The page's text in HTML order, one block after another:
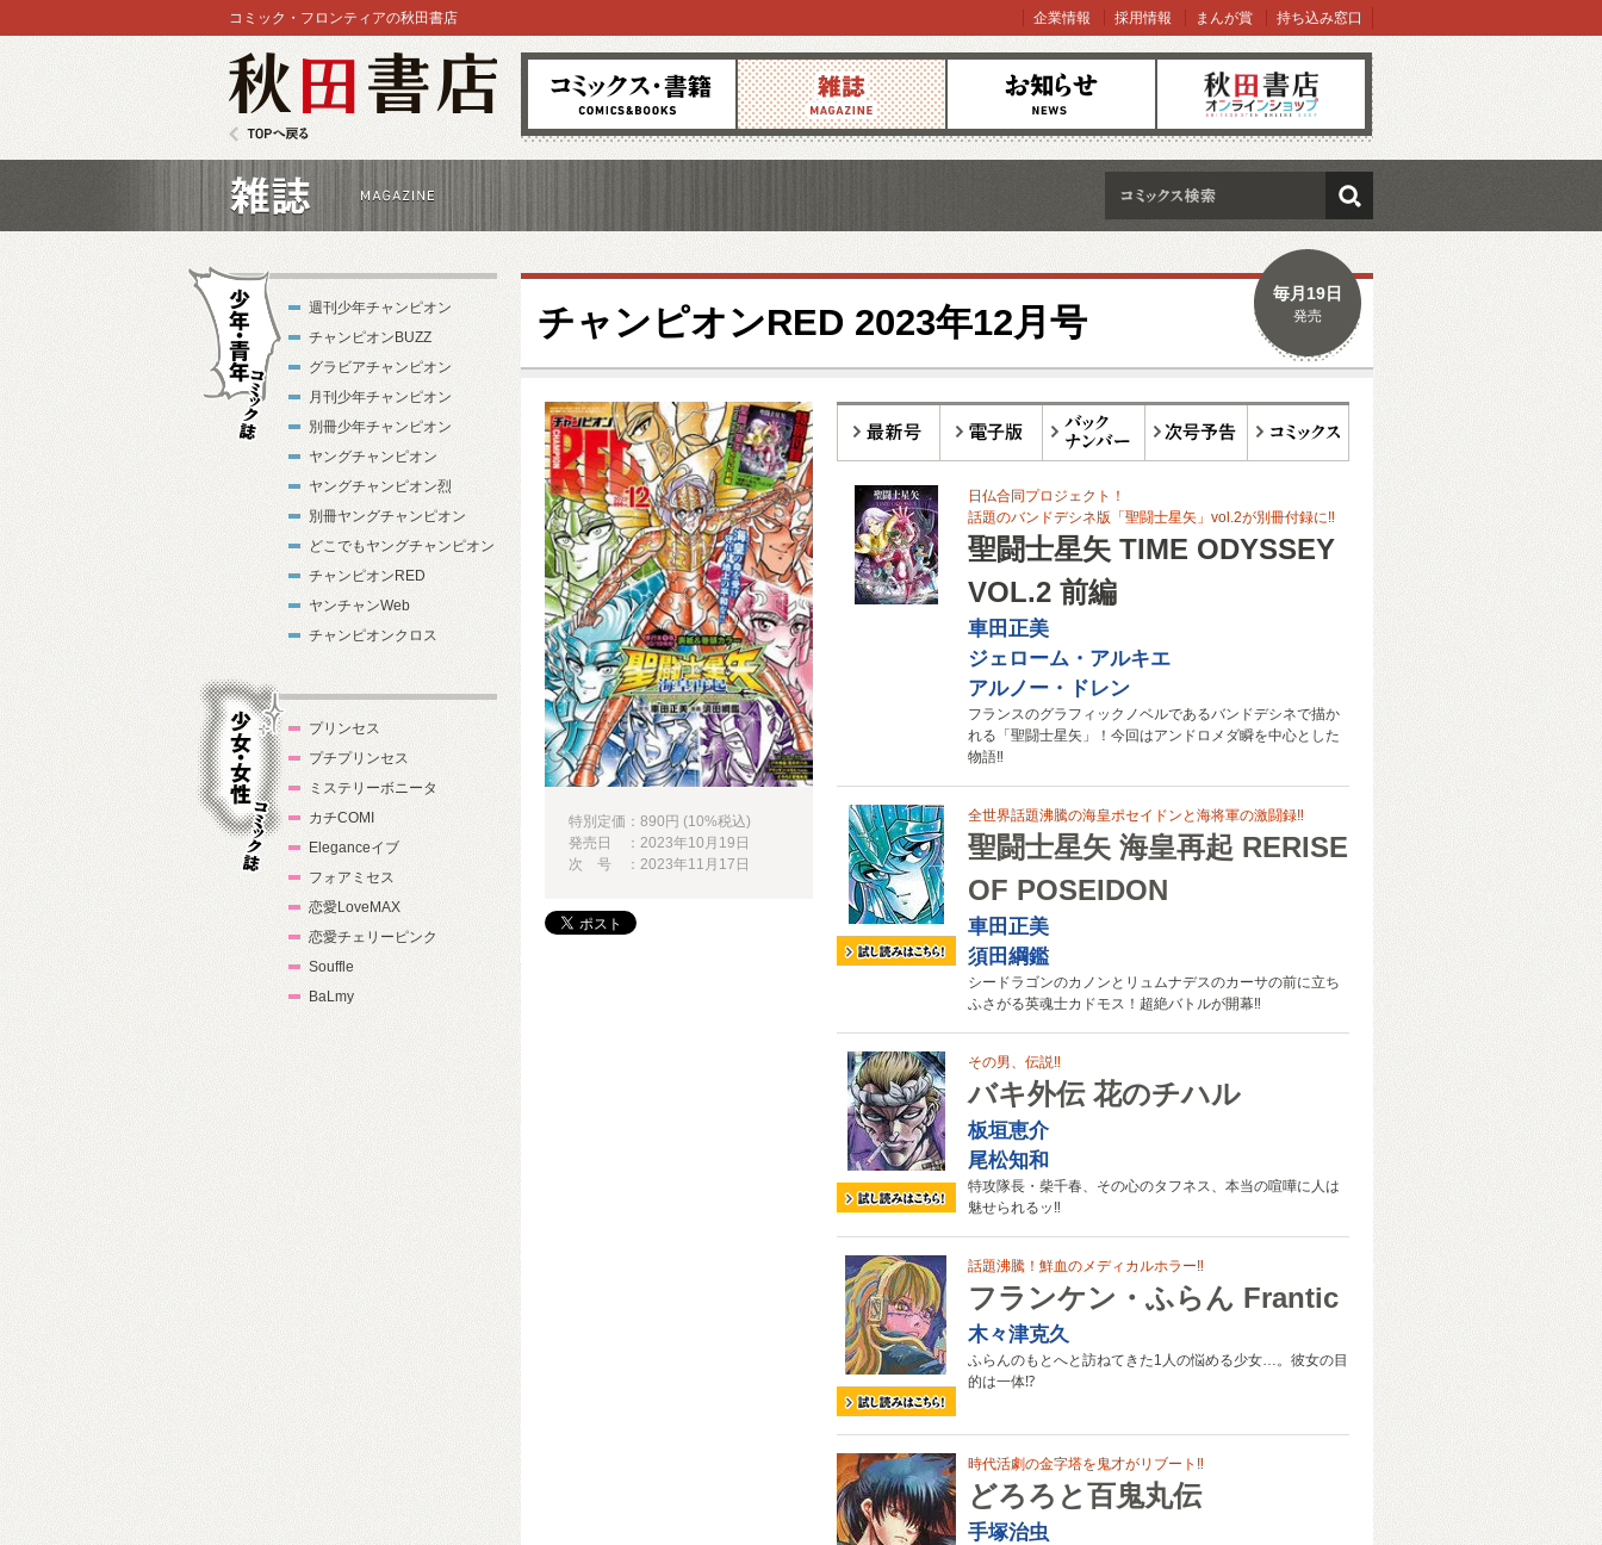
秋田書店
コミックス 雑誌 お知らせ オンラインショップ
TOPへ戻る
コミック・フロンティアの秋田書店 企業情報 採用情報 まんが賞 持ち込み窓口
検索
チャンピオンRED 2023年12月号
毎月19日
発売
日仏合同プロジェクト！
話題のバンドデシネ版「聖闘士星矢」vol.2が別冊付録に‼
聖闘士星矢 TIME ODYSSEY
VOL.2 前編
車田正美
ジェローム・アルキエ
アルノー・ドレン
フランスのグラフィックノベルであるバンドデシネで描か
れる「聖闘士星矢」！今回はアンドロメダ瞬を中心とした
物語‼
全世界話題沸騰の海皇ポセイドンと海将軍の激闘録‼
聖闘士星矢 海皇再起 RERISE
OF POSEIDON
車田正美
須田綱鑑
シードラゴンのカノンとリュムナデスのカーサの前に立ち
ふさがる英魂士カドモス！超絶バトルが開幕‼
その男、伝説‼
バキ外伝 花のチハル
板垣恵介
尾松知和
特攻隊長・柴千春、その心のタフネス、本当の喧嘩に人は
魅せられるッ‼
話題沸騰！鮮血のメディカルホラー‼
フランケン・ふらん Frantic
木々津克久
ふらんのもとへと訪ねてきた1人の悩める少女…。彼女の目
的は一体⁉
時代活劇の金字塔を鬼才がリブート‼
どろろと百鬼丸伝
手塚治虫
特別定価：890円 (10%税込)
発売日 ：2023年10月19日
次 号 ：2023年11月17日
少年・青年コ
ミック誌
週刊少年チャンピオン
チャンピオンBUZZ
グラビアチャンピオン
月刊少年チャンピオン
別冊少年チャンピオン
ヤングチャンピオン
ヤングチャンピオン烈
別冊ヤングチャンピオン
どこでもヤングチャンピオン
チャンピオンRED
ヤンチャンWeb
チャンピオンクロス
プリンセス
プチプリンセス
ミステリーボニータ
カチCOMI
Eleganceイブ
フォアミセス
恋愛LoveMAX
恋愛チェリーピンク
Souffle
BaLmy